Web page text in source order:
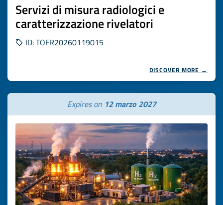
Servizi di misura radiologici e
caratterizzazione rivelatori
ID: TOFR20260119015
DISCOVER MORE →
Expires on 12 marzo 2027